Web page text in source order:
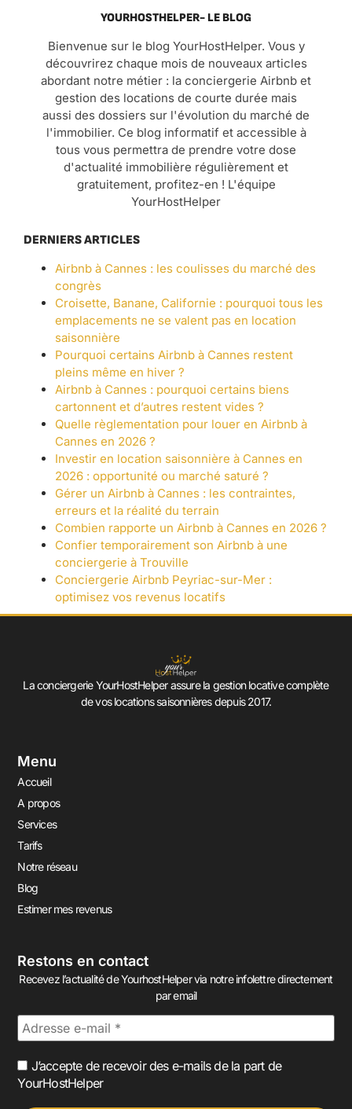
YOURHOSTHELPER- LE BLOG
Bienvenue sur le blog YourHostHelper. Vous y
découvrirez chaque mois de nouveaux articles
abordant notre métier : la conciergerie Airbnb et
gestion des locations de courte durée mais
aussi des dossiers sur l'évolution du marché de
l'immobilier. Ce blog informatif et accessible à
tous vous permettra de prendre votre dose
d'actualité immobilière régulièrement et
gratuitement, profitez-en ! L'équipe
YourHostHelper
DERNIERS ARTICLES
Airbnb à Cannes : les coulisses du marché des
congrès
Croisette, Banane, Californie : pourquoi tous les
emplacements ne se valent pas en location
saisonnière
Pourquoi certains Airbnb à Cannes restent
pleins même en hiver ?
Airbnb à Cannes : pourquoi certains biens
cartonnent et d’autres restent vides ?
Quelle règlementation pour louer en Airbnb à
Cannes en 2026 ?
Investir en location saisonnière à Cannes en
2026 : opportunité ou marché saturé ?
Gérer un Airbnb à Cannes : les contraintes,
erreurs et la réalité du terrain
Combien rapporte un Airbnb à Cannes en 2026 ?
Confier temporairement son Airbnb à une
conciergerie à Trouville
Conciergerie Airbnb Peyriac-sur-Mer :
optimisez vos revenus locatifs
La conciergerie YourHostHelper assure la gestion locative complète
de vos locations saisonnières depuis 2017.
Menu
Accueil
A propos
Services
Tarifs
Notre réseau
Blog
Estimer mes revenus
Restons en contact
Recevez l’actualité de YourhostHelper via notre infolettre directement
par email
J’accepte de recevoir des e-mails de la part de
YourHostHelper